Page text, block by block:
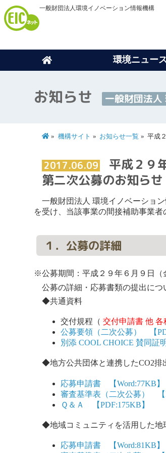
一般財団法人環境イノベーション情報機構
環境ニュー
お知らせ 一般財団法
機構サイト お知らせ一覧 平成
2017.06.09 平成２９
第二次公募のお知らせ
一般財団法人 環境イノベーショ
を受け、当該事業の間接補助事業
１．公募の詳細
※公募期間：平成２９年６月９日（
公募の詳細・応募書類の提出につ
◆共通資料
交付規程（ 交付申請書 他 各
公募要領（二次公募） 【
別添 COOL CHOICE 賛同証
◆地方公共団体と連携したCO2排
応募申請書 【Word:77KB】
審査基準表（二次公募） 【
Ｑ＆Ａ 【PDF:175KB】
◆地域コミュニティを活用した地
応募申請書 【Word:81KB】